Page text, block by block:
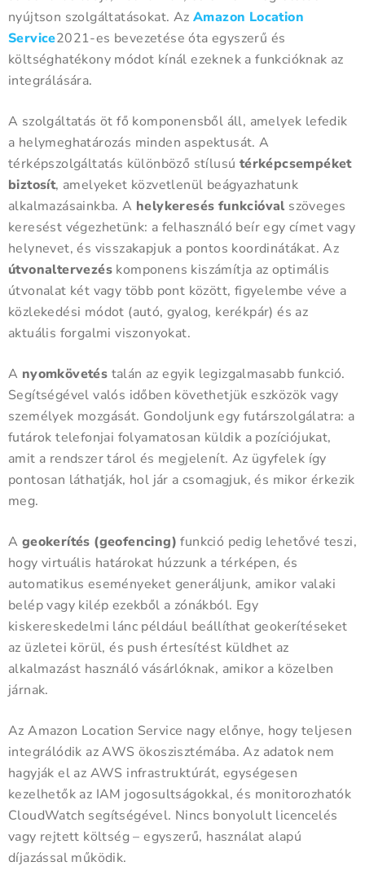
nyújtson szolgáltatásokat. Az Amazon Location
Service2021-es bevezetése óta egyszerű és
költséghatékony módot kínál ezeknek a funkcióknak az
integrálására.
A szolgáltatás öt fő komponensből áll, amelyek lefedik
a helymeghatározás minden aspektusát. A
térképszolgáltatás különböző stílusú térképcsempéket
biztosít, amelyeket közvetlenül beágyazhatunk
alkalmazásainkba. A helykeresés funkcióval szöveges
keresést végezhetünk: a felhasználó beír egy címet vagy
helynevet, és visszakapjuk a pontos koordinátákat. Az
útvonaltervezés komponens kiszámítja az optimális
útvonalat két vagy több pont között, figyelembe véve a
közlekedési módot (autó, gyalog, kerékpár) és az
aktuális forgalmi viszonyokat.
A nyomkövetés talán az egyik legizgalmasabb funkció.
Segítségével valós időben követhetjük eszközök vagy
személyek mozgását. Gondoljunk egy futárszolgálatra: a
futárok telefonjai folyamatosan küldik a pozíciójukat,
amit a rendszer tárol és megjelenít. Az ügyfelek így
pontosan láthatják, hol jár a csomagjuk, és mikor érkezik
meg.
A geokerítés (geofencing) funkció pedig lehetővé teszi,
hogy virtuális határokat húzzunk a térképen, és
automatikus eseményeket generáljunk, amikor valaki
belép vagy kilép ezekből a zónákból. Egy
kiskereskedelmi lánc például beállíthat geokerítéseket
az üzletei körül, és push értesítést küldhet az
alkalmazást használó vásárlóknak, amikor a közelben
járnak.
Az Amazon Location Service nagy előnye, hogy teljesen
integrálódik az AWS ökoszisztémába. Az adatok nem
hagyják el az AWS infrastruktúrát, egységesen
kezelhetők az IAM jogosultságokkal, és monitorozhatók
CloudWatch segítségével. Nincs bonyolult licencelés
vagy rejtett költség – egyszerű, használat alapú
díjazással működik.